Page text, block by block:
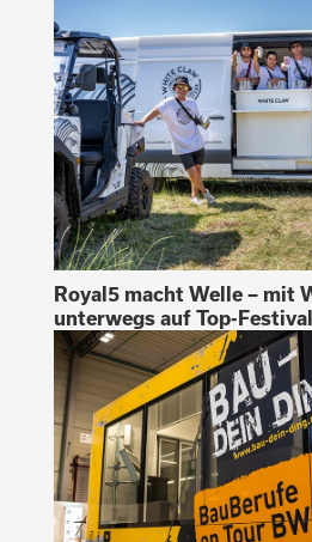
Royal5 macht Welle – mit
unterwegs auf Top-